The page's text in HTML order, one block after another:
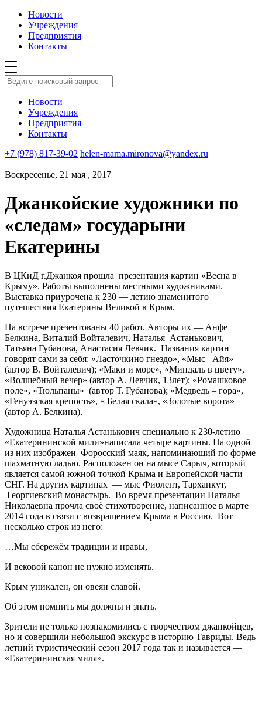
Новости
Учреждения
Предприятия
Контакты
Новости
Учреждения
Предприятия
Контакты
+7 (978) 817-39-02 helen-mama.mironova@yandex.ru
Воскресенье, 21 мая , 2017
Джанкойские художники по
«следам» государыни
Екатерины
В ЦКиД г.Джанкоя прошла презентация картин «Весна в
Крыму». Работы выполнены местными художниками.
Выставка приурочена к 230 — летию знаменитого
путешествия Екатерины Великой в Крым.
На встрече презентованы 40 работ. Авторы их — Анфе
Белкина, Виталий Войталевич, Наталья Астанькович,
Татьяна Губанова, Анастасия Левчик. Названия картин
говорят сами за себя: «Ласточкино гнездо», «Мыс –Айя»
(автор В. Войталевич); «Маки и море», «Миндаль в цвету»,
«Волшебный вечер» (автор А. Левчик, 13лет); «Ромашковое
поле», «Тюльпаны» (автор Т. Губанова); «Медведь – гора»,
«Генуэзская крепость», « Белая скала», «Золотые ворота»
(автор А. Белкина).
Художница Наталья Астанькович специально к 230-летию
«Екатерининской мили»написала четыре картины. На одной
из них изображен Форосский маяк, напоминающий по форме
шахматную ладью. Расположен он на мысе Сарыч, который
является самой южной точкой Крыма и Европейской части
СНГ. На других картинах — мыс Фиолент, Тарханкут,
Георгиевский монастырь. Во время презентации Наталья
Николаевна прочла своё стихотворение, написанное в марте
2014 года в связи с возвращением Крыма в Россию. Вот
несколько строк из него:
…Мы сбережём традиции и нравы,
И вековой канон не нужно изменять.
Крым уникален, он овеян славой.
Об этом помнить мы должны и знать.
Зрители не только познакомились с творчеством джанкойцев,
но и совершили небольшой экскурс в историю Тавриды. Ведь
летний туристический сезон 2017 года так и называется —
«Екатерининская миля».